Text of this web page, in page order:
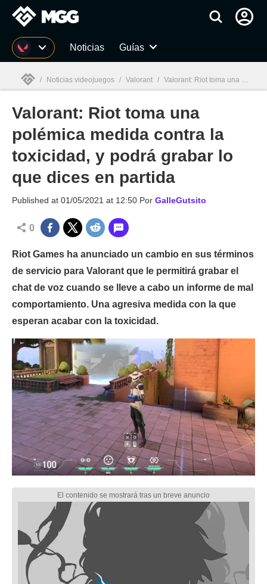
MGG Noticias Guías
MGG
/ Noticias videojuegos / Valorant / Valorant: Riot toma una polémica medida contra la toxicidad, y podrá grabar lo que dices en partida
Valorant: Riot toma una
polémica medida contra la
toxicidad, y podrá grabar lo
que dices en partida
Published at 01/05/2021 at 12:50 Por GalleGutsito
0
Riot Games ha anunciado un cambio en sus términos
de servicio para Valorant que le permitirá grabar el
chat de voz cuando se lleve a cabo un informe de mal
comportamiento. Una agresiva medida con la que
esperan acabar con la toxicidad.